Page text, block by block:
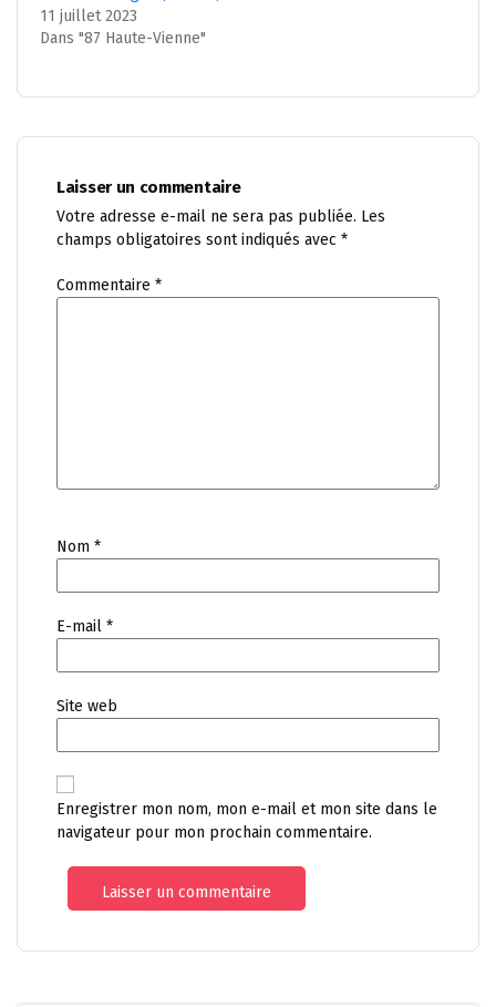
11 juillet 2023
Dans "87 Haute-Vienne"
Laisser un commentaire
Votre adresse e-mail ne sera pas publiée. Les
champs obligatoires sont indiqués avec *
Commentaire *
Nom *
E-mail *
Site web
Enregistrer mon nom, mon e-mail et mon site dans le
navigateur pour mon prochain commentaire.